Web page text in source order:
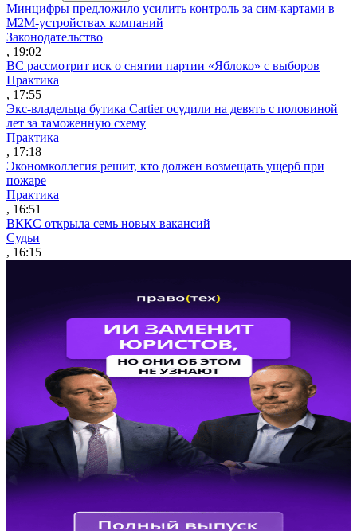
Минцифры предложило усилить контроль за сим-картами в
M2M-устройствах компаний
Законодательство
, 19:02
ВС рассмотрит иск о снятии партии «Яблоко» с выборов
Практика
, 17:55
Экс-владельца бутика Cartier осудили на девять с половиной
лет за таможенную схему
Практика
, 17:18
Экономколлегия решит, кто должен возмещать ущерб при
пожаре
Практика
, 16:51
ВККС открыла семь новых вакансий
Судьи
, 16:15